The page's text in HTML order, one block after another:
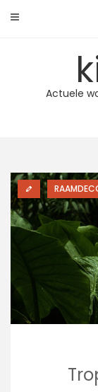
Actuele